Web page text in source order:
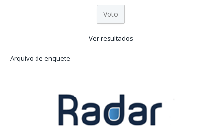
Ver resultados
Arquivo de enquete